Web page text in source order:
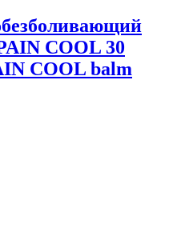
COOL 30
COOL balm